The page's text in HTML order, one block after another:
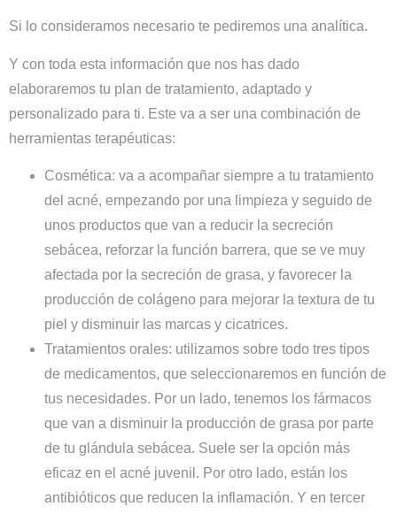
Si lo consideramos necesario te pediremos una analítica.
Y con toda esta información que nos has dado
elaboraremos tu plan de tratamiento, adaptado y
personalizado para ti. Este va a ser una combinación de
herramientas terapéuticas:
Cosmética: va a acompañar siempre a tu tratamiento
del acné, empezando por una limpieza y seguido de
unos productos que van a reducir la secreción
sebácea, reforzar la función barrera, que se ve muy
afectada por la secreción de grasa, y favorecer la
producción de colágeno para mejorar la textura de tu
piel y disminuir las marcas y cicatrices.
Tratamientos orales: utilizamos sobre todo tres tipos
de medicamentos, que seleccionaremos en función de
tus necesidades. Por un lado, tenemos los fármacos
que van a disminuir la producción de grasa por parte
de tu glándula sebácea. Suele ser la opción más
eficaz en el acné juvenil . Por otro lado, están los
antibióticos que reducen la inflamación. Y en tercer